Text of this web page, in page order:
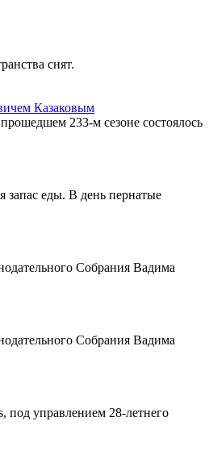
снят.
Казаковым
233-м сезоне состоялось
запас еды. В день пернатые
Собрания Вадима
Собрания Вадима
под управлением 28-летнего